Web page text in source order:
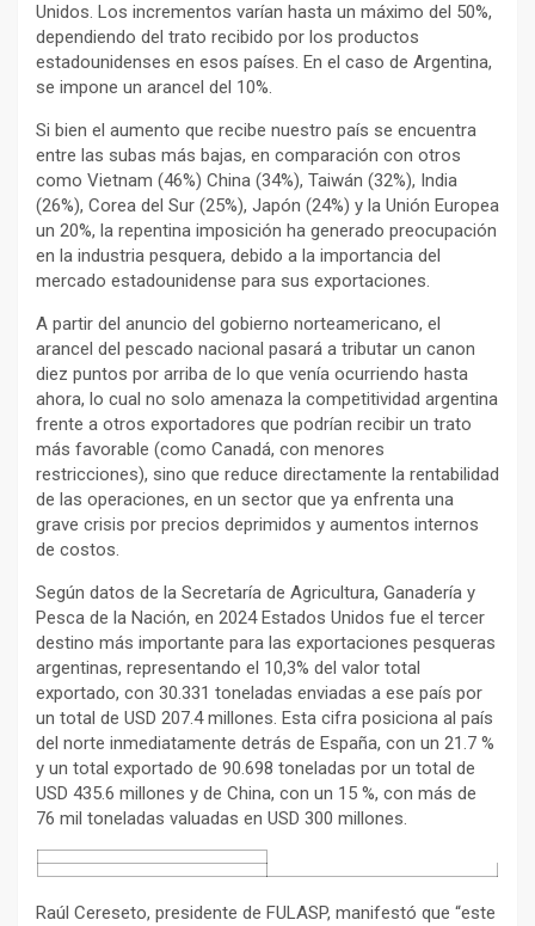
Unidos. Los incrementos varían hasta un máximo del 50%,
dependiendo del trato recibido por los productos
estadounidenses en esos países. En el caso de Argentina,
se impone un arancel del 10%.
Si bien el aumento que recibe nuestro país se encuentra
entre las subas más bajas, en comparación con otros
como Vietnam (46%) China (34%), Taiwán (32%), India
(26%), Corea del Sur (25%), Japón (24%) y la Unión Europea
un 20%, la repentina imposición ha generado preocupación
en la industria pesquera, debido a la importancia del
mercado estadounidense para sus exportaciones.
A partir del anuncio del gobierno norteamericano, el
arancel del pescado nacional pasará a tributar un canon
diez puntos por arriba de lo que venía ocurriendo hasta
ahora, lo cual no solo amenaza la competitividad argentina
frente a otros exportadores que podrían recibir un trato
más favorable (como Canadá, con menores
restricciones), sino que reduce directamente la rentabilidad
de las operaciones, en un sector que ya enfrenta una
grave crisis por precios deprimidos y aumentos internos
de costos.
Según datos de la Secretaría de Agricultura, Ganadería y
Pesca de la Nación, en 2024 Estados Unidos fue el tercer
destino más importante para las exportaciones pesqueras
argentinas, representando el 10,3% del valor total
exportado, con 30.331 toneladas enviadas a ese país por
un total de USD 207.4 millones. Esta cifra posiciona al país
del norte inmediatamente detrás de España, con un 21.7 %
y un total exportado de 90.698 toneladas por un total de
USD 435.6 millones y de China, con un 15 %, con más de
76 mil toneladas valuadas en USD 300 millones.
Raúl Cereseto, presidente de FULASP, manifestó que “este